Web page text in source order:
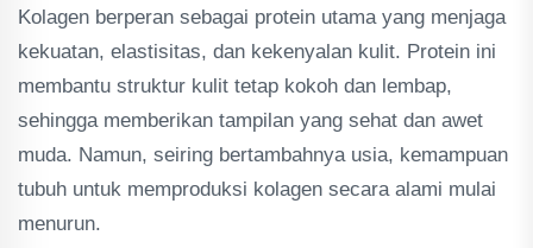
Kolagen berperan sebagai protein utama yang menjaga
kekuatan, elastisitas, dan kekenyalan kulit. Protein ini
membantu struktur kulit tetap kokoh dan lembap,
sehingga memberikan tampilan yang sehat dan awet
muda. Namun, seiring bertambahnya usia, kemampuan
tubuh untuk memproduksi kolagen secara alami mulai
menurun.